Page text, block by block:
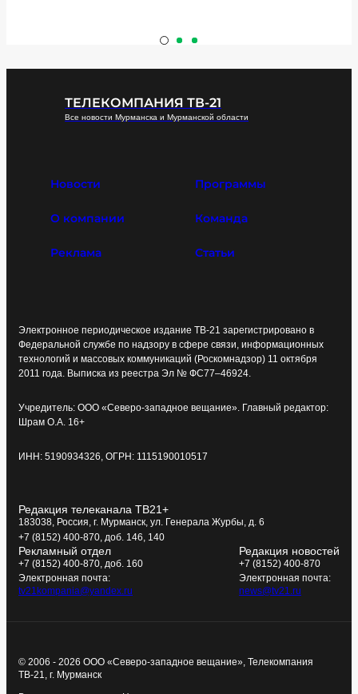
ТЕЛЕКОМПАНИЯ ТВ-21
Все новости Мурманска и Мурманской области
Новости Программы
О компании Команда
Реклама Статьи
Электронное периодическое издание ТВ-21 зарегистрировано в
Федеральной службе по надзору в сфере связи, информационных
технологий и массовых коммуникаций (Роскомнадзор) 11 октября
2011 года. Выписка из реестра Эл № ФС77–46924.
Учредитель: ООО «Северо-западное вещание». Главный редактор:
Шрам О.А. 16+
ИНН: 5190934326, ОГРН: 1115190010517
Редакция телеканала ТВ21+
183038, Россия, г. Мурманск, ул. Генерала Журбы, д. 6
+7 (8152) 400-870, доб. 146, 140
Рекламный отдел
+7 (8152) 400-870, доб. 160
Электронная почта:
tv21kompania@yandex.ru
Редакция новостей
+7 (8152) 400-870
Электронная почта:
news@tv21.ru
© 2006 - 2026 ООО «Северо-западное вещание», Телекомпания
ТВ-21, г. Мурманск